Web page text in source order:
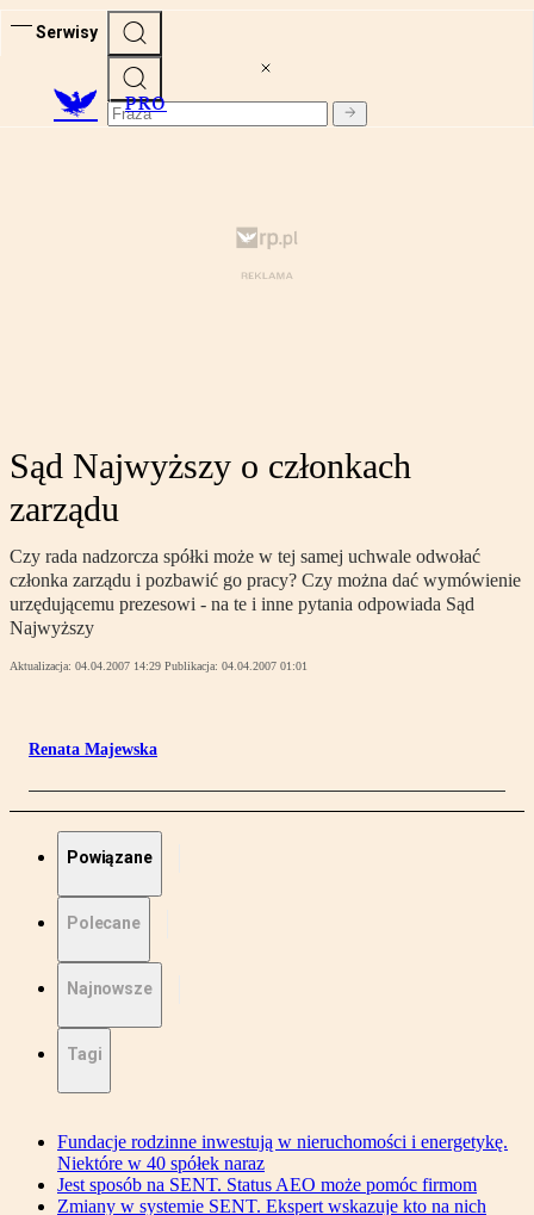
Serwisy
PRO
Sąd Najwyższy o członkach
zarządu
Czy rada nadzorcza spółki może w tej samej uchwale odwołać
członka zarządu i pozbawić go pracy? Czy można dać wymówienie
urzędującemu prezesowi - na te i inne pytania odpowiada Sąd
Najwyższy
Aktualizacja: 04.04.2007 14:29 Publikacja: 04.04.2007 01:01
Renata Majewska
Powiązane
Polecane
Najnowsze
Tagi
Fundacje rodzinne inwestują w nieruchomości i energetykę.
Niektóre w 40 spółek naraz
Jest sposób na SENT. Status AEO może pomóc firmom
Zmiany w systemie SENT. Ekspert wskazuje kto na nich